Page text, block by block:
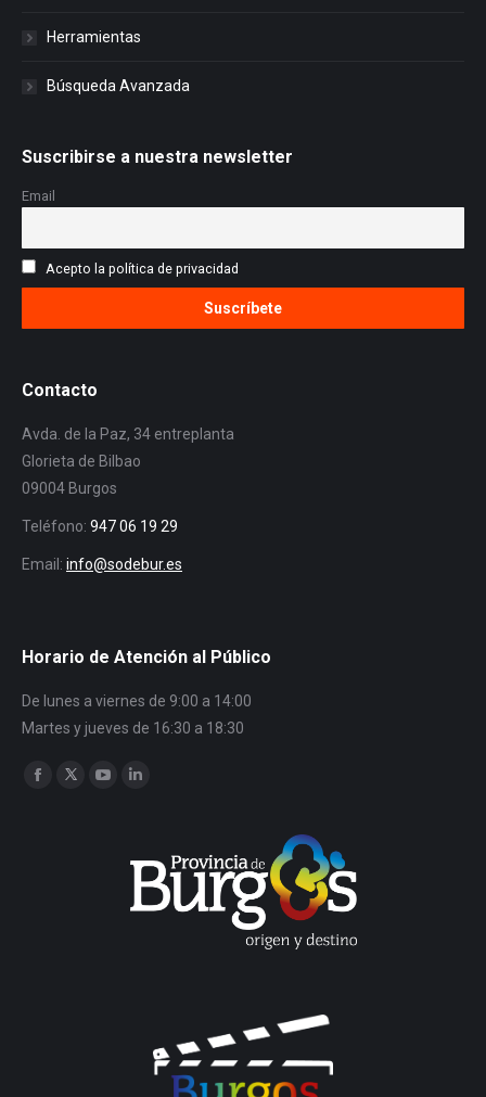
Herramientas
Búsqueda Avanzada
Suscribirse a nuestra newsletter
Email
Acepto la política de privacidad
Contacto
Avda. de la Paz, 34 entreplanta
Glorieta de Bilbao
09004 Burgos
Teléfono: 947 06 19 29
Email: info@sodebur.es
Horario de Atención al Público
De lunes a viernes de 9:00 a 14:00
Martes y jueves de 16:30 a 18:30
Encuéntranos en:
Facebook